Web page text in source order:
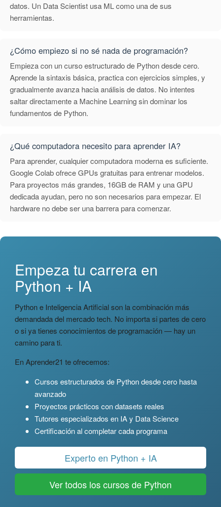
datos. Un Data Scientist usa ML como una de sus
herramientas.
¿Cómo empiezo si no sé nada de programación?
Empieza con un curso estructurado de Python desde cero.
Aprende la sintaxis básica, practica con ejercicios simples, y
gradualmente avanza hacia análisis de datos. No intentes
saltar directamente a Machine Learning sin dominar los
fundamentos de Python.
¿Qué computadora necesito para aprender IA?
Para aprender, cualquier computadora moderna es suficiente.
Google Colab ofrece GPUs gratuitas para entrenar modelos.
Para proyectos más grandes, 16GB de RAM y una GPU
dedicada ayudan, pero no son necesarios para empezar. El
hardware no debe ser una barrera para comenzar.
Empeza tu carrera en
Python + IA
Python e Inteligencia Artificial son la combinación más
demandada del mercado tech. No importa si partes de cero
o si ya tienes conocimientos de programación — hay un
camino para ti.
En Aprender21 te ofrecemos:
Cursos estructurados de Python desde cero hasta
avanzado
Proyectos prácticos con datasets reales
Tutores especializados en IA y Data Science
Certificación al completar cada programa
Experto en Python + IA
Ver todos los cursos de Python